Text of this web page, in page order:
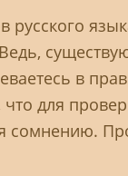
русского
в
что для
сомнению.